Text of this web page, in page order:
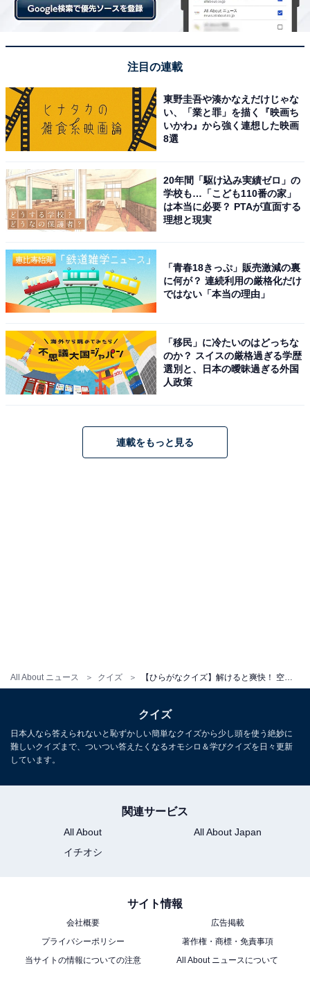
All About ニュース クイズ
注目の連載
東野圭吾や湊かなえだけじゃな
い、「業と罪」を描く『映画ち
いかわ』から強く連想した映画
8選
20年間「駆け込み実績ゼロ」の
学校も…「こども110番の家」
は本当に必要？ PTAが直面する
理想と現実
「青春18きっぷ」販売激減の裏
に何が？ 連続利用の厳格化だけ
ではない「本当の理由」
「移民」に冷たいのはどっちな
のか？ スイスの厳格過ぎる学歴
選別と、日本の曖昧過ぎる外国
人政策
連載をもっと見る
クイズ
日本人なら答えられないと恥ずかしい簡単なクイズから少し頭を使う絶妙に
難しいクイズまで、ついつい答えたくなるオモシロ＆学びクイズを日々更新
しています。
関連サービス
All About
All About Japan
イチオシ
サイト情報
会社概要
広告掲載
プライバシーポリシー
著作権・商標・免責事項
当サイトの情報についての注意
All About ニュースについて